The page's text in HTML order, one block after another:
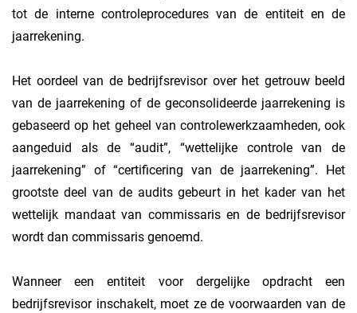
tot de interne controleprocedures van de entiteit en de
jaarrekening.
Het oordeel van de bedrijfsrevisor over het getrouw beeld
van de jaarrekening of de geconsolideerde jaarrekening is
gebaseerd op het geheel van controlewerkzaamheden, ook
aangeduid als de “audit”, “wettelijke controle van de
jaarrekening” of “certificering van de jaarrekening”. Het
grootste deel van de audits gebeurt in het kader van het
wettelijk mandaat van commissaris en de bedrijfsrevisor
wordt dan commissaris genoemd.
Wanneer een entiteit voor dergelijke opdracht een
bedrijfsrevisor inschakelt, moet ze de voorwaarden van de